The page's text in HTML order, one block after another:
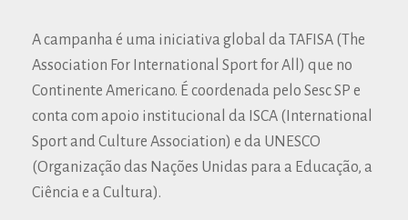
A campanha é uma iniciativa global da TAFISA (The
Association For International Sport for All) que no
Continente Americano. É coordenada pelo Sesc SP e
conta com apoio institucional da ISCA (International
Sport and Culture Association) e da UNESCO
(Organização das Nações Unidas para a Educação, a
Ciência e a Cultura).